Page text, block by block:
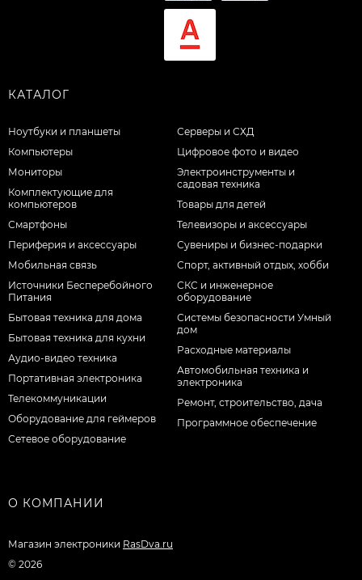
КАТАЛОГ
Ноутбуки и планшеты
Компьютеры
Мониторы
Комплектующие для
компьютеров
Смартфоны
Периферия и аксессуары
Мобильная связь
Источники Бесперебойного
Питания
Бытовая техника для дома
Бытовая техника для кухни
Аудио-видео техника
Портативная электроника
Телекоммуникации
Оборудование для геймеров
Сетевое оборудование
Серверы и СХД
Цифровое фото и видео
Электроинструменты и
садовая техника
Товары для детей
Телевизоры и аксессуары
Сувениры и бизнес-подарки
Спорт, активный отдых, хобби
СКС и инженерное
оборудование
Системы безопасности Умный
дом
Расходные материалы
Автомобильная техника и
электроника
Ремонт, строительство, дача
Программное обеспечение
О КОМПАНИИ
Магазин электроники RasDva.ru
© 2026